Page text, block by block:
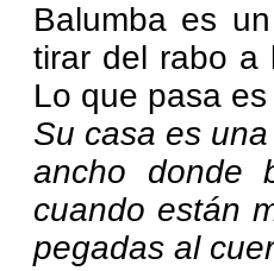
Balumba es
tirar del rabo a
Lo que pasa
Su casa es
ancho donde
cuando están
pegadas al